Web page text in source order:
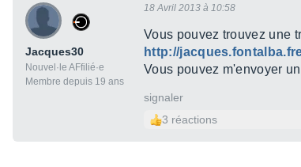
Jacques30
Nouvel·le AFfilié·e
Membre depuis 19 ans
18 Avril 2013 à 10:58
Vous pouvez trouvez une
http://
Vous pouvez m'envoyer
signaler
3 réactions